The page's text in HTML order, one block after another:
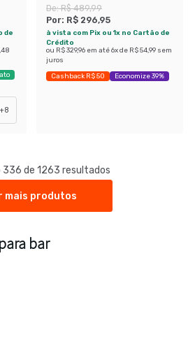
de
+8
De:R$ 489,99
Por: R$ 296,95
à vista com Pix ou 1x no Cartão de
Crédito
ou R$ 329,96 em até6x de R$ 54,99 sem
juros
Cashback R$ 50 Economize 39%
336 de 1263 resultados
mais produtos